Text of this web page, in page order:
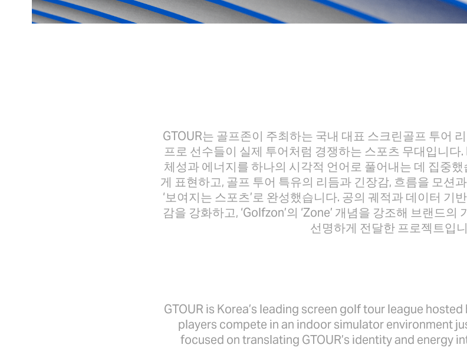
GTOUR는 골프존이 주최하는 국내 대표 스크린골프 투어
프로 선수들이 실제 투어처럼 경쟁하는 스포츠 무대입니다.
체성과 에너지를 하나의 시각적 언어로 풀어내는 데 집중
게 표현하고, 골프 투어 특유의 리듬과 긴장감, 흐름을 모션
‘보여지는 스포츠’로 완성했습니다. 공의 궤적과 데이터 기
감을 강화하고, ‘Golfzon’의 ‘Zone’ 개념을 강조해 브랜드
선명하게 전달한 프로젝트입
GTOUR is Korea’s leading screen golf tour league
players compete in an indoor simulator environment
focused on translating GTOUR’s identity and energy